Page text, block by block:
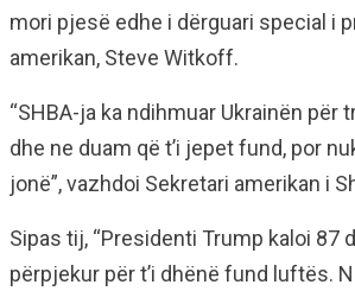
mori pjesë edhe i dërguari special i
amerikan, Steve Witkoff.
“SHBA-ja ka ndihmuar Ukrainën për
dhe ne duam që t’i jepet fund, por
jonë”, vazhdoi Sekretari amerikan i
Sipas tij, “Presidenti Trump kaloi 87
përpjekur për t’i dhënë fund luftës.